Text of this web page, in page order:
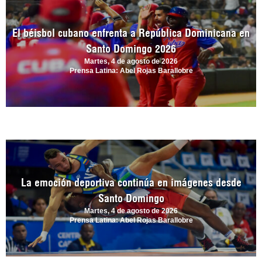
El béisbol cubano enfrenta a República Dominicana en
Santo Domingo 2026
Martes, 4 de agosto de 2026
Prensa Latina: Abel Rojas Barallobre
La emoción deportiva continúa en imágenes desde
Santo Domingo
Martes, 4 de agosto de 2026
Prensa Latina: Abel Rojas Barallobre